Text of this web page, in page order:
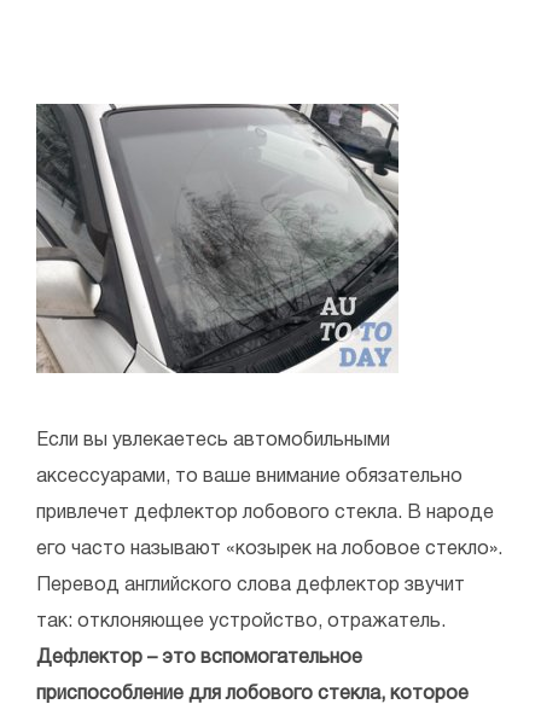
Если вы увлекаетесь автомобильными
аксессуарами, то ваше внимание обязательно
привлечет дефлектор лобового стекла. В народе
его часто называют «козырек на лобовое стекло».
Перевод английского слова дефлектор звучит
так: отклоняющее устройство, отражатель.
Дефлектор – это вспомогательное
приспособление для лобового стекла, которое